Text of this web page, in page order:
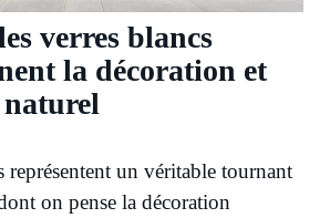
verres blancs
la décoration et
naturel
représentent un véritable tournant
on pense la décoration